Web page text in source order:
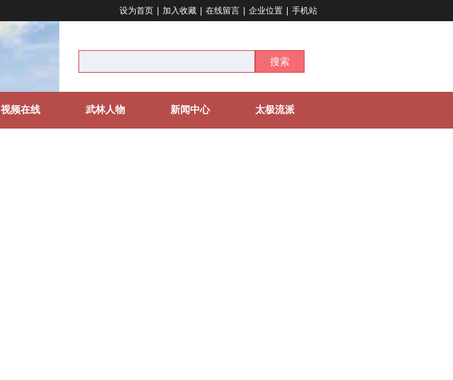
搜索
设为首页 加入收藏 在线留言 企业位置 手机站
视频在线 武林人物 新闻中心 太极流派